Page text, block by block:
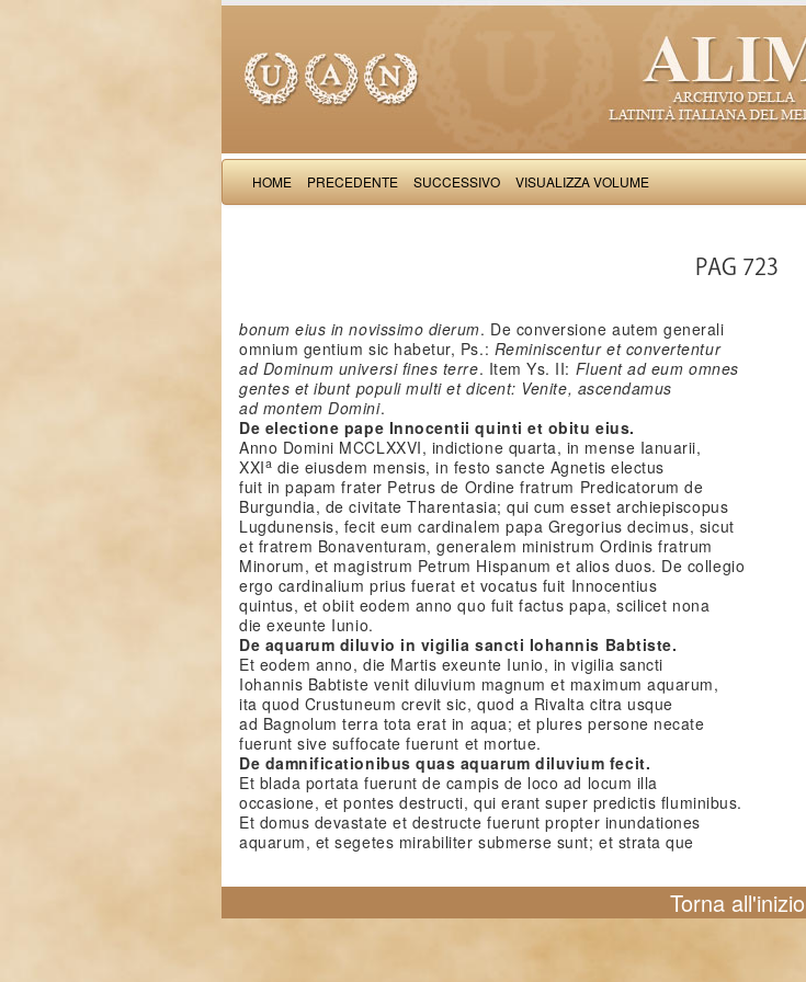
HOME PRECEDENTE SUCCESSIVO VISUALIZZA VOLUME
PAG 723
bonum eius in novissimo dierum. De conversione autem generali
omnium gentium sic habetur, Ps.: Reminiscentur et convertentur
ad Dominum universi fines terre. Item Ys. II: Fluent ad eum omnes
gentes et ibunt populi multi et dicent: Venite, ascendamus
ad montem Domini.
De electione pape Innocentii quinti et obitu eius.
Anno Domini MCCLXXVI, indictione quarta, in mense Ianuarii,
XXIa die eiusdem mensis, in festo sancte Agnetis electus
fuit in papam frater Petrus de Ordine fratrum Predicatorum de
Burgundia, de civitate Tharentasia; qui cum esset archiepiscopus
Lugdunensis, fecit eum cardinalem papa Gregorius decimus, sicut
et fratrem Bonaventuram, generalem ministrum Ordinis fratrum
Minorum, et magistrum Petrum Hispanum et alios duos. De collegio
ergo cardinalium prius fuerat et vocatus fuit Innocentius
quintus, et obiit eodem anno quo fuit factus papa, scilicet nona
die exeunte Iunio.
De aquarum diluvio in vigilia sancti Iohannis Babtiste.
Et eodem anno, die Martis exeunte Iunio, in vigilia sancti
Iohannis Babtiste venit diluvium magnum et maximum aquarum,
ita quod Crustuneum crevit sic, quod a Rivalta citra usque
ad Bagnolum terra tota erat in aqua; et plures persone necate
fuerunt sive suffocate fuerunt et mortue.
De damnificationibus quas aquarum diluvium fecit.
Et blada portata fuerunt de campis de loco ad locum illa
occasione, et pontes destructi, qui erant super predictis fluminibus.
Et domus devastate et destructe fuerunt propter inundationes
aquarum, et segetes mirabiliter submerse sunt; et strata que
Torna all'inizio